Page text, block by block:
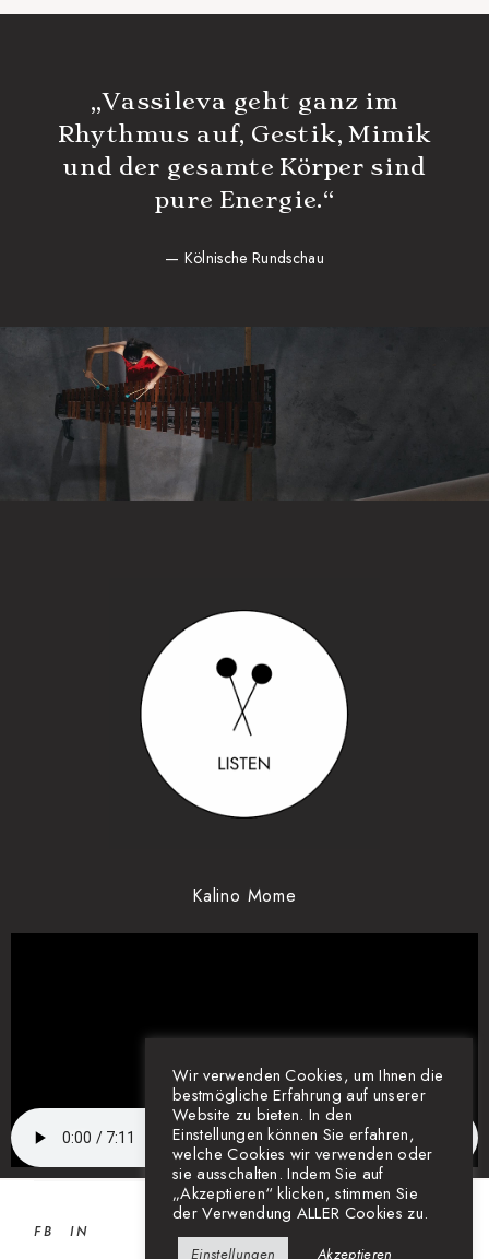
„Vassileva geht ganz im
Rhythmus auf, Gestik, Mimik
und der gesamte Körper sind
pure Energie.“
— Kölnische Rundschau
Kalino Mome
FB IN
Wir verwenden Cookies, um Ihnen die
bestmögliche Erfahrung auf unserer
Website zu bieten. In den
Einstellungen können Sie erfahren,
welche Cookies wir verwenden oder
sie ausschalten. Indem Sie auf
„Akzeptieren“ klicken, stimmen Sie
der Verwendung ALLER Cookies zu.
Einstellungen Akzeptieren